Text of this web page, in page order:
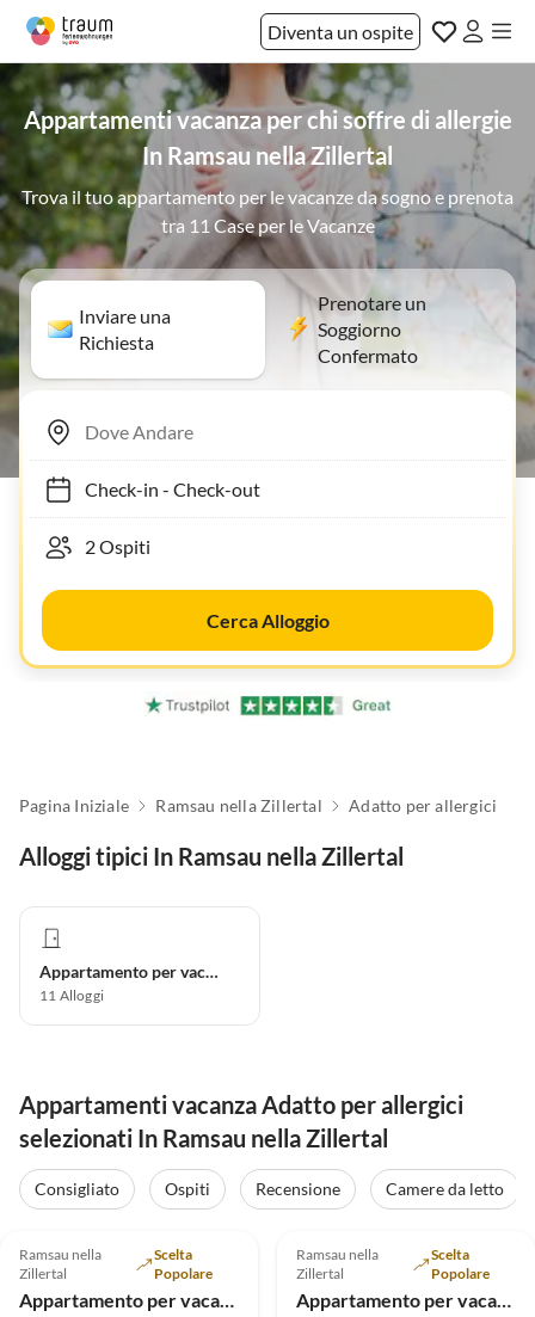
Diventa un ospite
Appartamenti vacanza per chi soffre di allergie
In Ramsau nella Zillertal
Trova il tuo appartamento per le vacanze da sogno e prenota
tra 11 Case per le Vacanze
Inviare una
Richiesta
Prenotare un
Soggiorno
Confermato
Check-in- Check-out
Cerca Alloggio
Pagina Iniziale Ramsau nella Zillertal Adatto per allergici
Alloggi tipici In Ramsau nella Zillertal
Appartamento per vacanze
11 Alloggi
Appartamenti vacanza Adatto per allergici
selezionati In Ramsau nella Zillertal
Consigliato Ospiti Recensione
Camere da letto
Ramsau nella
Zillertal
Scelta
Popolare
Appartamento per vacanze Ramona
Annuncio in
Alto
Ramsau nella
Zillertal
Scelta
Popolare
Appartamento per vacanze RÃ¶ssler